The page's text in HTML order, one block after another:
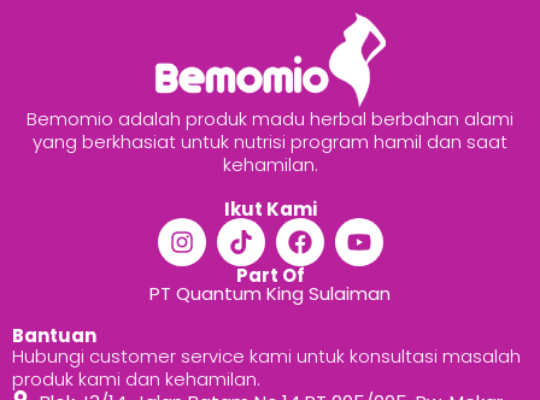
Bemomio adalah produk madu herbal berbahan alami
yang berkhasiat untuk nutrisi program hamil dan saat
kehamilan.
Ikut Kami
Part Of
PT Quantum King Sulaiman
Bantuan
Hubungi customer service kami untuk konsultasi masalah
produk kami dan kehamilan.